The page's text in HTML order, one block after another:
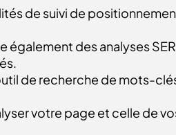
de suivi de
des analyses
de recherche de mots-
votre page et celle de